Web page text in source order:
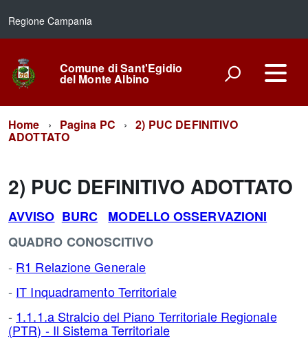
Regione Campania
Comune di Sant'Egidio
del Monte Albino
Home Pagina PC 2) PUC DEFINITIVO
ADOTTATO
2) PUC DEFINITIVO ADOTTATO
AVVISO BURC
MODELLO OSSERVAZIONI
QUADRO CONOSCITIVO
- R1 Relazione Generale
- IT Inquadramento Territoriale
- 1.1.1.a Stralcio del Piano Territoriale Regionale
(PTR) - Il Sistema Territoriale